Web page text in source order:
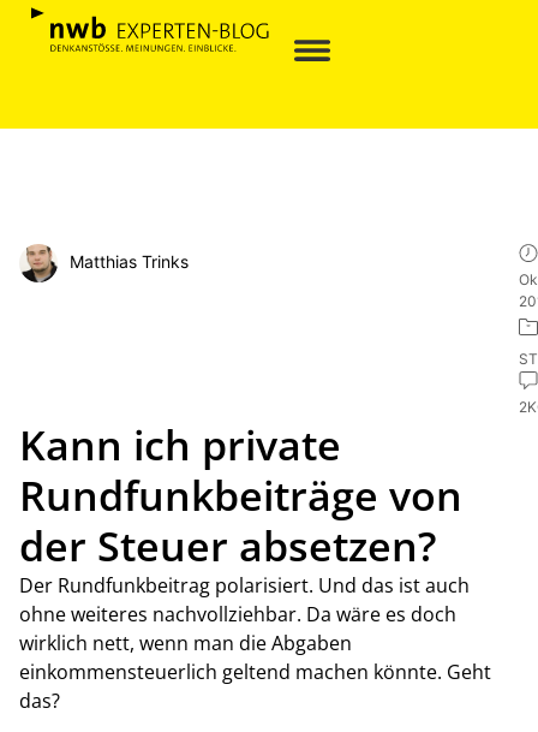
Matthias Trinks
Kann ich private
Rundfunkbeiträge von
der Steuer absetzen?
Der Rundfunkbeitrag polarisiert. Und das ist auch
ohne weiteres nachvollziehbar. Da wäre es doch
wirklich nett, wenn man die Abgaben
einkommensteuerlich geltend machen könnte. Geht
das?